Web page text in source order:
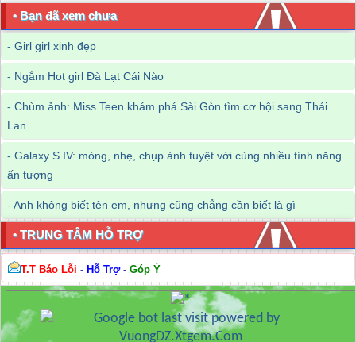
• Bạn đã xem chưa
- Girl girl xinh đẹp
- Ngắm Hot girl Đà Lạt Cái Nào
- Chùm ảnh: Miss Teen khám phá Sài Gòn tìm cơ hội sang Thái
Lan
- Galaxy S IV: mỏng, nhẹ, chụp ảnh tuyệt vời cùng nhiều tính năng
ấn tượng
- Anh không biết tên em, nhưng cũng chẳng cần biết là gì
• TRUNG TÂM HỖ TRỢ
T.T Báo Lỗi - Hỗ Trợ- Góp Ý